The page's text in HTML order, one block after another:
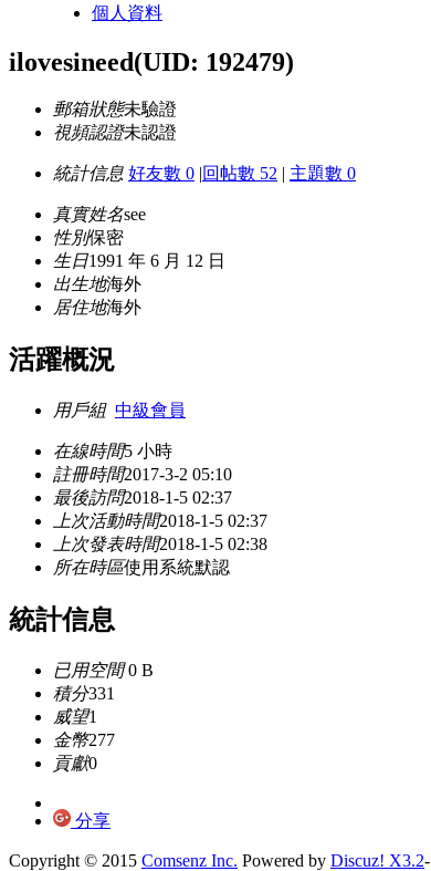
個人資料
ilovesineed(UID: 192479)
郵箱狀態未驗證
視頻認證未認證
統計信息 好友數 0 |回帖數 52 | 主題數 0
真實姓名see
性別保密
生日1991 年 6 月 12 日
出生地海外
居住地海外
活躍概況
用戶組 中級會員
在線時間5 小時
註冊時間2017-3-2 05:10
最後訪問2018-1-5 02:37
上次活動時間2018-1-5 02:37
上次發表時間2018-1-5 02:38
所在時區使用系統默認
統計信息
已用空間0 B
積分331
威望1
金幣277
貢獻0
分享
Copyright © 2015 Comsenz Inc. Powered by Discuz! X3.2-